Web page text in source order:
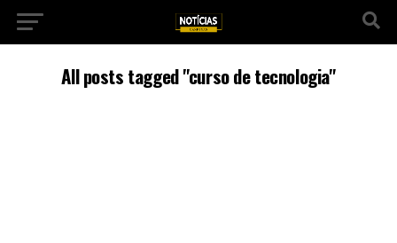
All posts tagged "curso de tecnologia"